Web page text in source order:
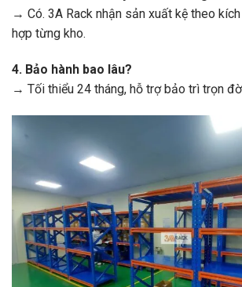
→ Có. 3A Rack nhận sản xuất kệ theo
hợp từng kho.
4. Bảo hành bao lâu?
→ Tối thiểu 24 tháng, hỗ trợ bảo trì trọn